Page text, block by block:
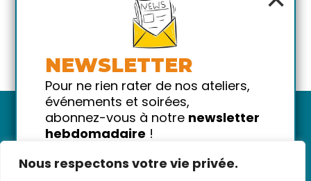
Nous respectons votre vie privée.
NEWSLETTER
Pour ne rien rater de nos ateliers,
événements et soirées,
abonnez-vous à notre newsletter
hebdomadaire !
!